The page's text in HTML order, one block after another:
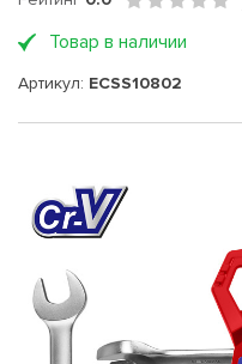
Товар в наличии
Артикул: ECSS10802